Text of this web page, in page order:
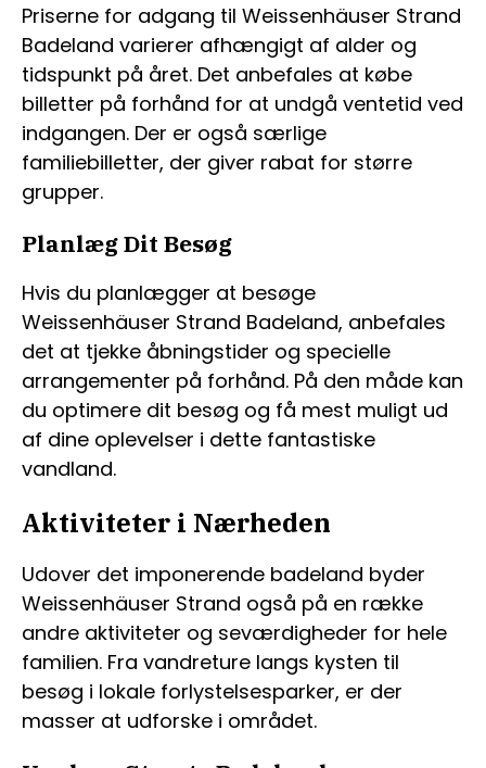
Priserne for adgang til Weissenhäuser Strand
Badeland varierer afhængigt af alder og
tidspunkt på året. Det anbefales at købe
billetter på forhånd for at undgå ventetid ved
indgangen. Der er også særlige
familiebilletter, der giver rabat for større
grupper.
Planlæg Dit Besøg
Hvis du planlægger at besøge
Weissenhäuser Strand Badeland, anbefales
det at tjekke åbningstider og specielle
arrangementer på forhånd. På den måde kan
du optimere dit besøg og få mest muligt ud
af dine oplevelser i dette fantastiske
vandland.
Aktiviteter i Nærheden
Udover det imponerende badeland byder
Weissenhäuser Strand også på en række
andre aktiviteter og seværdigheder for hele
familien. Fra vandreture langs kysten til
besøg i lokale forlystelsesparker, er der
masser at udforske i området.